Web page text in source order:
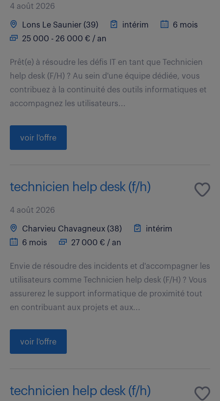
4 août 2026
Lons Le Saunier (39) intérim
6 mois
25 000 - 26 000 € / an
Prêt(e) à résoudre les défis IT en tant que Technicien
help desk (F/H) ? Au sein d'une équipe dédiée, vous
contribuez à la continuité des outils informatiques et
accompagnez les utilisateurs...
voir l'offre
technicien help desk (f/h)
4 août 2026
Charvieu Chavagneux (38)
intérim
6 mois
27 000 € / an
Envie de résoudre des incidents et d'accompagner les
utilisateurs comme Technicien help desk (F/H) ? Vous
assurerez le support informatique de proximité tout
en contribuant aux projets et aux...
voir l'offre
technicien help desk (f/h)